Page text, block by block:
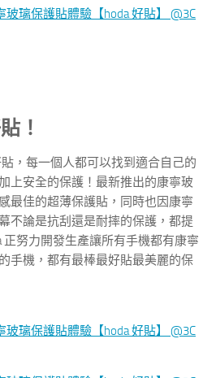
！
貼，每一個人都可以找到適合自己的
上安全的保護！最新推出的康寧玻
最佳的超薄保護貼，同時也因康寧
不論是抗刮還是耐摔的保護，都提
正努力開發生產讓所有手機都有康寧
手機，都有最棒最好貼最美麗的保